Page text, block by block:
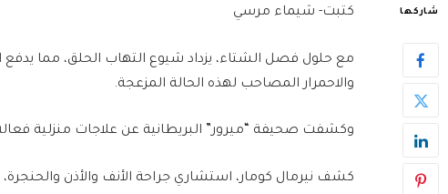
شاركها كتبت- شيماء مرسي
مع حلول فصل الشتاء، يزداد شيوع التهاب الحلق، مما
والاحمرار المصاحب لهذه الحالة المزعجة.
وكشفت صحيفة “ميرور” البريطانية عن علاجات منزلية
كشف نيرمال كومار، استشاري جراحة الأنف والأذن والحنجرة،